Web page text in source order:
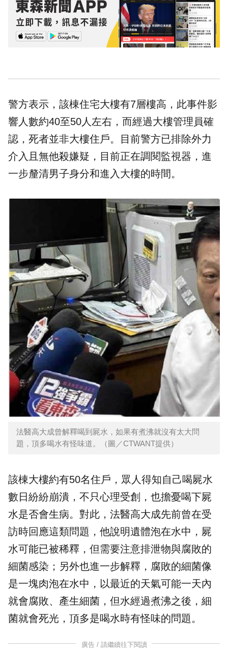
警方表示，該棟住宅大樓有7層樓高，此事件影
響人數約40至50人左右，而經過大樓管理員確
認，死者並非大樓住戶。目前警方已排除外力
介入且無他殺嫌疑，目前正在調閱監視器，進
一步釐清男子身分和進入大樓的時間。
法醫高大成曾解釋喝到屍水，如果有煮沸就沒有太大問
題，頂多喝水有怪味道。（圖／CTWANT提供）
該棟大樓約有50名住戶，眾人得知自己喝屍水
數日紛紛崩潰，不只心理受創，也擔憂喝下屍
水是否會生病。對此，法醫高大成先前曾在受
訪時回應這類問題，他說明遺體泡在水中，屍
水可能已被稀釋，但需要注意排泄物與腐敗的
細菌感染；另外也進一步解釋，腐敗的細菌像
是一塊肉泡在水中，以最近的天氣可能一天內
就會腐敗、產生細菌，但水經過煮沸之後，細
菌就會死光，頂多是喝水時有怪味的問題。
廣告 / 請繼續往下閱讀